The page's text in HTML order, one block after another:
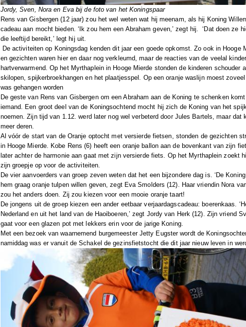
Jordy, Sven, Nora en Eva bij de foto van het Koningspaar
Rens van Gisbergen (12 jaar) zou het wel weten wat hij meenam, als hij Koning
cadeau aan mocht bieden. ‘Ik zou hem een Abraham geven,’ zegt hij.
‘Dat doen ze
die leeftijd bereikt,’ legt hij uit.
De activiteiten op Koningsdag kenden dit jaar een goede opkomst. Zo ook in Hooge
en gezichten waren hier en daar nog verkleumd, maar de reacties van de veelal
hartverwarmend. Op het Myrthaplein in Hooge Mierde stonden de kinderen schouder
skilopen, spijkerbroekhangen en het plaatjesspel. Op een oranje waslijn moest
was gehangen worden
De geste van Rens van Gisbergen om een Abraham aan de Koning te schenken
iemand. Een groot deel van de Koningsochtend mocht hij zich de Koning van het
noemen. Zijn tijd van 1.12. werd later nog wel verbeterd door Jules Bartels, maar dat
meer deren.
Al vóór de start van de Oranje optocht met versierde fietsen, stonden de gezichten
in Hooge Mierde. Kobe Rens (6) heeft een oranje ballon aan de bovenkant van zijn
later achter de harmonie aan gaat met zijn versierde fiets. Op het Myrthaplein zoekt
zijn groepje op voor de activiteiten.
De vier aanvoerders van groep zeven weten dat het een bijzondere dag is. ‘De
hem graag oranje tulpen willen geven, zegt Eva Smolders (12). Haar vriendin Nora
zou het anders doen. Zij zou kiezen voor een mooie oranje taart!
De jongens uit de groep kiezen een ander eetbaar verjaardagscadeau: boerenkaas.
Nederland en uit het land van de Haoiboeren,’ zegt Jordy van Herk (12). Zijn vriend
gaat voor een glazen pot met lekkers erin voor de jarige Koning.
Met een bezoek van waarnemend burgemeester Jetty Eugster wordt de
namiddag was er vanuit de Schakel de gezinsfietstocht die dit jaar nieuw leven in